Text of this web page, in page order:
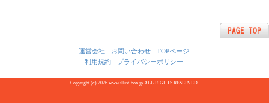
運営会社 お問い合わせ
TOPページ
利用規約
プライバシーポリシー
Copyright (c) 2026 www.illust-box.jp ALL RIGHTS RESERVED.